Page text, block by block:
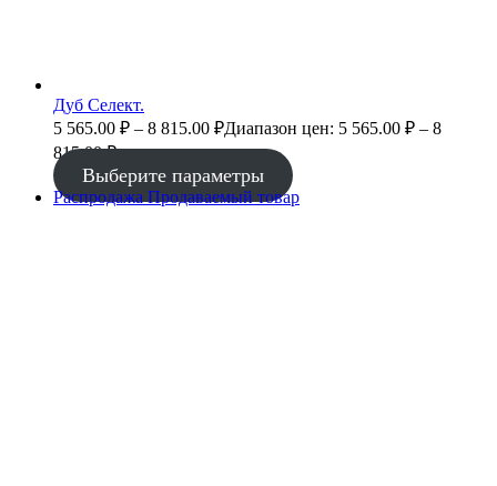
Дуб Селект.
5 565.00 ₽ – 8 815.00 ₽Диапазон цен: 5 565.00 ₽ – 8
815.00 ₽
Выберите параметры
Распродажа Продаваемый товар